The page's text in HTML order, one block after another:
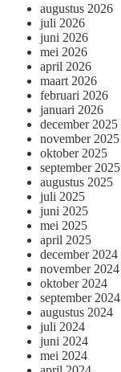
augustus 2026
juli 2026
juni 2026
mei 2026
april 2026
maart 2026
februari 2026
januari 2026
december 2025
november 2025
oktober 2025
september 2025
augustus 2025
juli 2025
juni 2025
mei 2025
april 2025
december 2024
november 2024
oktober 2024
september 2024
augustus 2024
juli 2024
juni 2024
mei 2024